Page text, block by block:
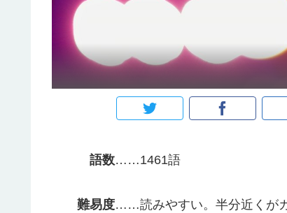
語数……1461語
難易度……読みやすい。半分近くが